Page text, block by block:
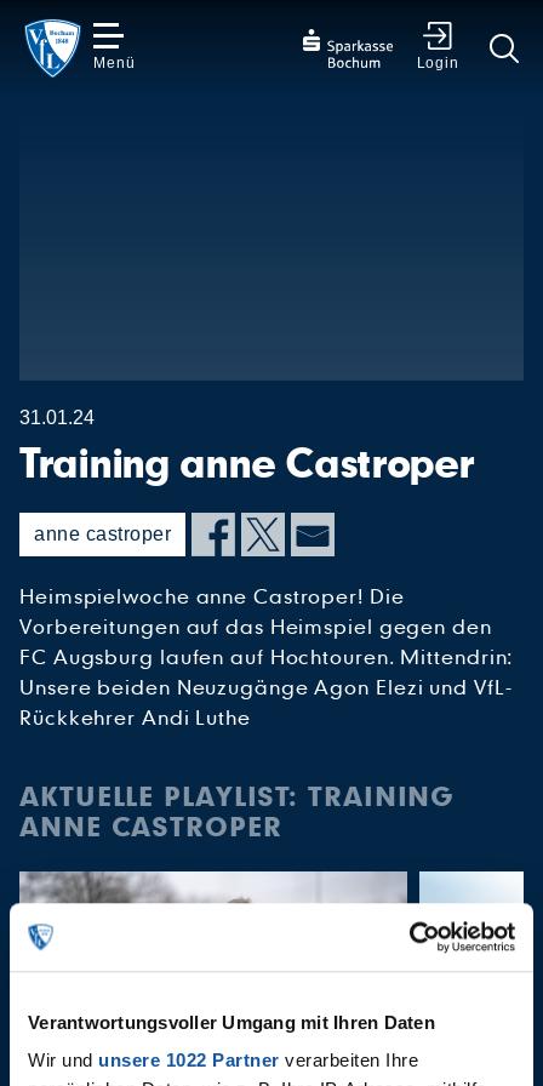
Verantwortungsvoller Umgang mit Ihren Daten
Wir und unsere 1022 Partner verarbeiten Ihre
Menü Login
31.01.24
Training anne Castroper
anne castroper
Heimspielwoche anne Castroper! Die
Vorbereitungen auf das Heimspiel gegen den
FC Augsburg laufen auf Hochtouren. Mittendrin:
Unsere beiden Neuzugänge Agon Elezi und VfL-
Rückkehrer Andi Luthe
AKTUELLE PLAYLIST: TRAINING
ANNE CASTROPER